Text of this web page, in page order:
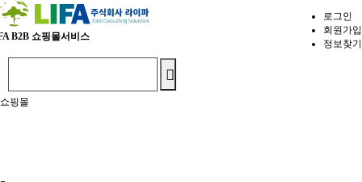
로그인
회원가입
정보찾기
B2B 쇼핑몰서비스
쇼핑몰